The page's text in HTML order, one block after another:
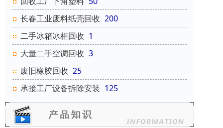
长春工业废料纸壳回收 200
二手冰箱冰柜回收 1
大量二手空调回收 3
废旧橡胶回收 25
承接工厂设备拆除安装 125